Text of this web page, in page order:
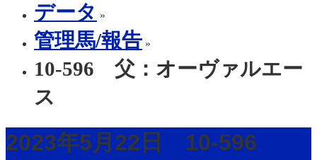
データ »
管理馬/報告 »
10-596 父：オーヴァルエー
ス
2023年5月22日 10-596